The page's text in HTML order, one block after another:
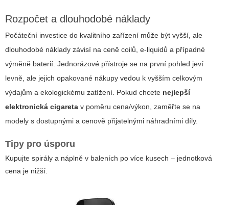
Rozpočet a dlouhodobé náklady
Počáteční investice do kvalitního zařízení může být vyšší, ale
dlouhodobé náklady závisí na ceně coilů, e-liquidů a případné
výměně baterií. Jednorázové přístroje se na první pohled jeví
levně, ale jejich opakované nákupy vedou k vyšším celkovým
výdajům a ekologickému zatížení. Pokud chcete nejlepší
elektronická cigareta v poměru cena/výkon, zaměřte se na
modely s dostupnými a cenově přijatelnými náhradními díly.
Tipy pro úsporu
Kupujte spirály a náplně v baleních po více kusech – jednotková
cena je nižší.